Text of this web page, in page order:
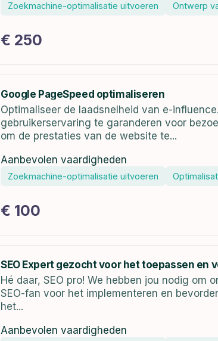
Zoekmachine-optimalisatie uitvoeren Ontwerp
€ 250
Google PageSpeed optimaliseren
Optimaliseer de laadsnelheid van e-
gebruikerservaring te garanderen voor
om de prestaties van de website te...
Aanbevolen vaardigheden
Zoekmachine-optimalisatie uitvoeren
€ 100
SEO Expert gezocht voor het toepassen en
Hé daar, SEO pro! We hebben jou nodig om ons team bij E-
SEO-fan voor het implementeren en
het...
Aanbevolen vaardigheden